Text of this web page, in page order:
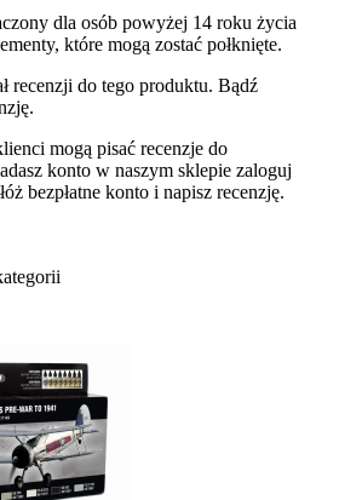
dla osób powyżej 14 roku życia
które mogą zostać połknięte.
recenzji do tego produktu. Bądź
mogą pisać recenzje do
konto w naszym sklepie zaloguj
bezpłatne konto i napisz recenzję.